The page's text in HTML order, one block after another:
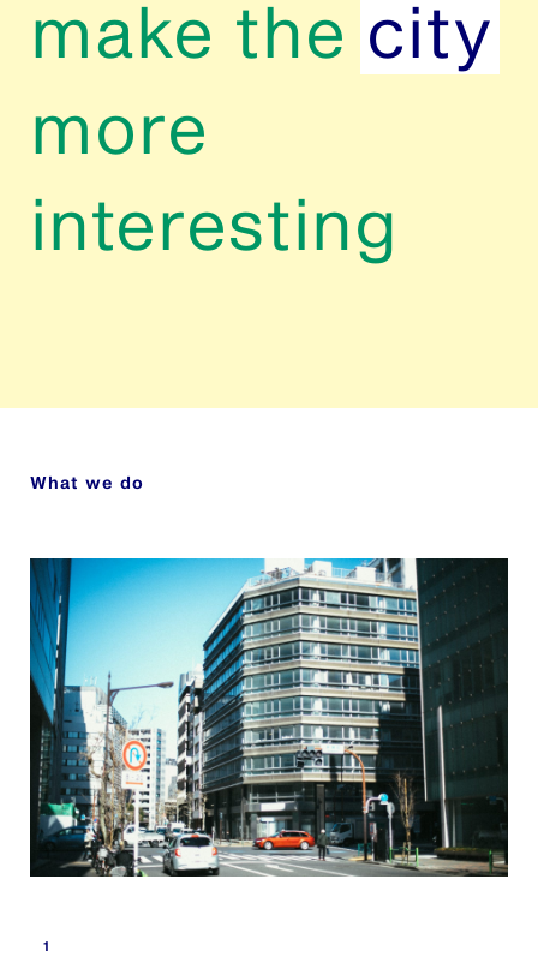
make the city
more
interesting
What we do
1